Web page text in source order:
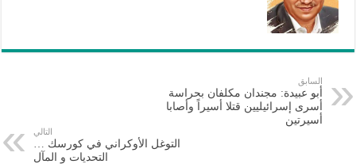
السابق
أبو عبيدة: مجندان مكلفان بحراسة
أسرى إسرائيليين قتلا أسيراً وأصابا
أسيرتين
التالي
التوغل الأوكراني في كورسك …
التحديات و المآل